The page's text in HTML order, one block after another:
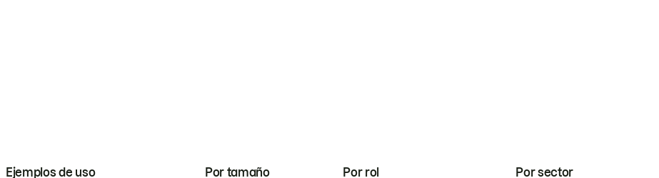
Ejemplos de uso Por tamaño Por rol Por sector